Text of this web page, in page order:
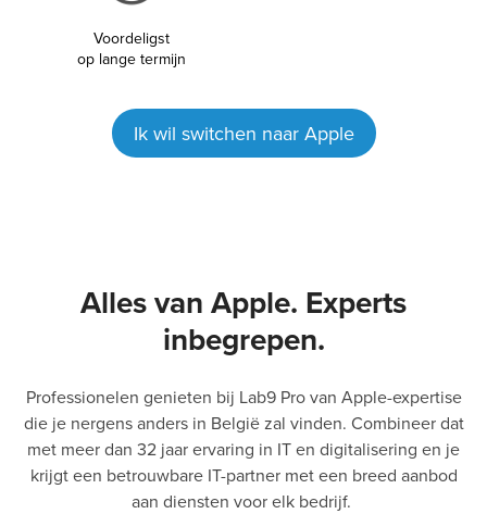
Voordeligst
op lange termijn
Ik wil switchen naar Apple
Alles van Apple. Experts
inbegrepen.
Professionelen genieten bij Lab9 Pro van Apple-expertise
die je nergens anders in België zal vinden. Combineer dat
met meer dan 32 jaar ervaring in IT en digitalisering en je
krijgt een betrouwbare IT-partner met een breed aanbod
aan diensten voor elk bedrijf.